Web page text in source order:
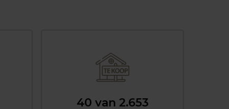
40 van 2.653